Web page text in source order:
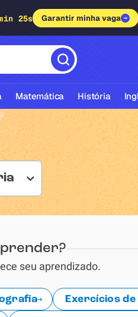
24s Garantir minha vaga
Matemática História
seu aprendizado.
Exercícios